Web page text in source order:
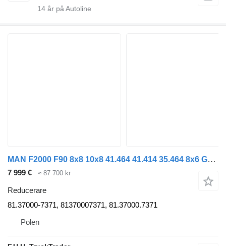
14 år på Autoline
MAN F2000 F90 8x8 10x8 41.464 41.414 35.464 8x6 G25002 G2500-2 ZVA G 81.37000-7371 reducerare till MAN lastbil
7 999 € ≈ 87 700 kr
Reducerare
81.37000-7371, 81370007371, 81.37000.7371
Polen